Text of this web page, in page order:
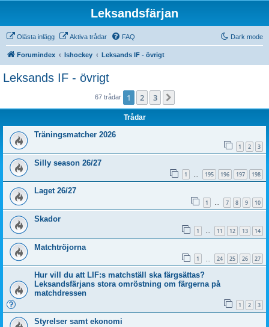
Leksandsfärjan
Dark mode
Olästa inlägg Aktiva trådar FAQ
Forumindex Ishockey Leksands IF - övrigt
Leksands IF - övrigt
67 trådar 1 2 3
Trådar
Träningsmatcher 2026
1 2 3
Silly season 26/27
1 195 196 197 198
Laget 26/27
1 … 7 8 9 10
Skador
1 … 11 12 13 14
Matchtröjorna
1 24 25 26 27
Hur vill du att LIF:s matchställ ska färgsättas?
Leksandsfärjans stora omröstning om färgerna på
matchdressen
1 2 3
Styrelser samt ekonomi